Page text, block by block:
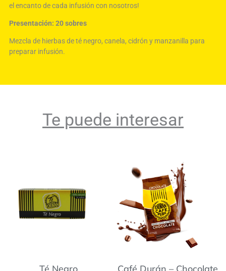
el encanto de cada infusión con nosotros!
Presentación: 20 sobres
Mezcla de hierbas de té negro, canela, cidrón y manzanilla para
preparar infusión.
Te puede interesar